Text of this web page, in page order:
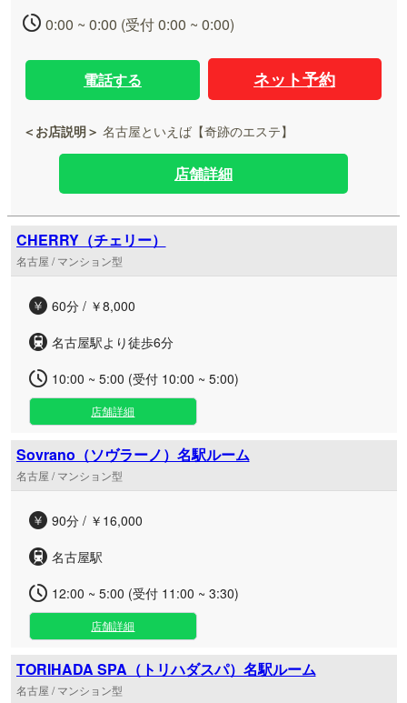
0:00 ~ 0:00 (受付 0:00 ~ 0:00)
電話する ネット予約
＜お店説明＞ 名古屋といえば【奇跡のエステ】
店舗詳細
CHERRY（チェリー）
名古屋 / マンション型
60分 / ￥8,000
名古屋駅より徒歩6分
10:00 ~ 5:00 (受付 10:00 ~ 5:00)
店舗詳細
Sovrano（ソヴラーノ）名駅ルーム
名古屋 / マンション型
90分 / ￥16,000
名古屋駅
12:00 ~ 5:00 (受付 11:00 ~ 3:30)
店舗詳細
TORIHADA SPA（トリハダスパ）名駅ルーム
名古屋 / マンション型